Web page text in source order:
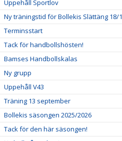
Uppehåll Sportlov
Ny träningstid för Bollekis Slättäng 18/1
Terminsstart
Tack för handbollshösten!
Bamses Handbollskalas
Ny grupp
Uppehåll V43
Träning 13 september
Bollekis säsongen 2025/2026
Tack för den här säsongen!